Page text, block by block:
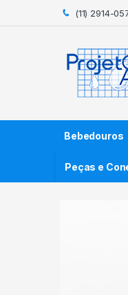
Skip to navigation
Skip to content (11) 2914-
Bebedouros
Peças e